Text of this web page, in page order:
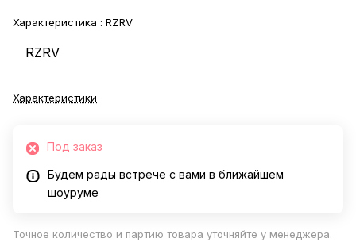
Характеристика : RZRV
RZRV
Характеристики
Под заказ
Будем рады встрече с вами в ближайшем
шоуруме
Точное количество и партию товара уточняйте у менеджера.